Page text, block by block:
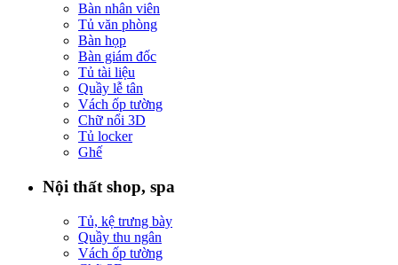
Bàn nhân viên
Tủ văn phòng
Bàn họp
Bàn giám đốc
Tủ tài liệu
Quầy lễ tân
Vách ốp tường
Chữ nổi 3D
Tủ locker
Ghế
Nội thất shop, spa
Tủ, kệ trưng bày
Quầy thu ngân
Vách ốp tường